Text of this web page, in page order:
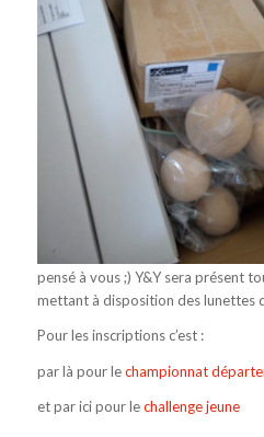
pensé à vous ;) Y&Y sera présent
mettant à disposition des lunettes
Pour les inscriptions c’est :
par là pour lechampionnat
et par ici pour lechallenge jeune